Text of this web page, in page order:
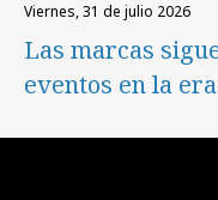
viernes, 31 de julio 2026
Las marcas
eventos en la